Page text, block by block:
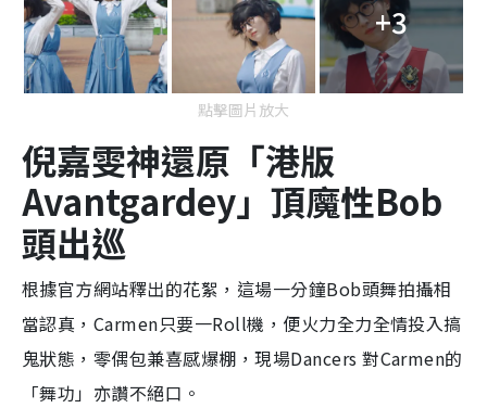
+3
點擊圖片放大
倪嘉雯神還原「港版
Avantgardey」頂魔性Bob
頭出巡
根據官方網站釋出的花絮，這場一分鐘Bob頭舞拍攝相
當認真，Carmen只要一Roll機，便火力全力全情投入搞
鬼狀態，零偶包兼喜感爆棚，現場Dancers 對Carmen的
「舞功」亦讚不絕口。